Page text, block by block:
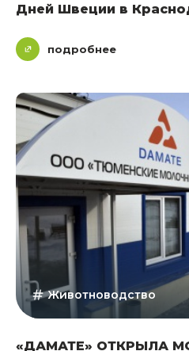
Дней Швеции в
подробнее
Животноводство
«ДАМАТЕ» ОТКРЫЛА